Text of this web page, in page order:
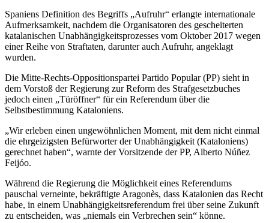
Spaniens Definition des Begriffs „Aufruhr“ erlangte internationale
Aufmerksamkeit, nachdem die Organisatoren des gescheiterten
katalanischen Unabhängigkeitsprozesses vom Oktober 2017 wegen
einer Reihe von Straftaten, darunter auch Aufruhr, angeklagt
wurden.
Die Mitte-Rechts-Oppositionspartei Partido Popular (PP) sieht in
dem Vorstoß der Regierung zur Reform des Strafgesetzbuches
jedoch einen „Türöffner“ für ein Referendum über die
Selbstbestimmung Kataloniens.
„Wir erleben einen ungewöhnlichen Moment, mit dem nicht einmal
die ehrgeizigsten Befürworter der Unabhängigkeit (Kataloniens)
gerechnet haben“, warnte der Vorsitzende der PP, Alberto Núñez
Feijóo.
Während die Regierung die Möglichkeit eines Referendums
pauschal verneinte, bekräftigte Aragonès, dass Katalonien das Recht
habe, in einem Unabhängigkeitsreferendum frei über seine Zukunft
zu entscheiden, was „niemals ein Verbrechen sein“ könne.